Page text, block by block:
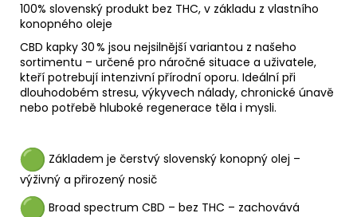
100% slovenský produkt bez THC, v základu z vlastního
konopného oleje
CBD kapky 30 % jsou nejsilnější variantou z našeho
sortimentu – určené pro náročné situace a uživatele,
kteří potrebují intenzivní přírodní oporu. Ideální při
dlouhodobém stresu, výkyvech nálady, chronické únavě
nebo potřebě hluboké regenerace těla i mysli.
Základem je čerstvý slovenský konopný olej –
výživný a přirozený nosič
Broad spectrum CBD – bez THC – zachovává